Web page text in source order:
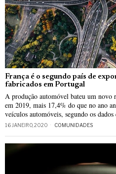
França é o segundo país de
fabricados em Portugal
A produção automóvel bateu um novo
em 2019, mais 17,4% do que no ano
veículos automóveis, segundo os dados
16 JANEIRO, 2020 COMUNIDADES